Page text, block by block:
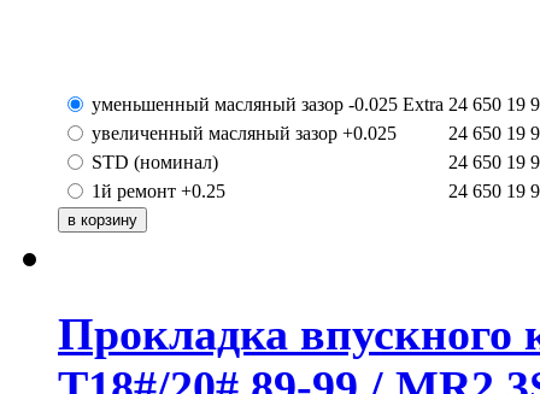
уменьшенный масляный зазор -0.025 Extra 24 650 19
увеличенный масляный зазор +0.025
24 650 19
STD (номинал)
24 650 19
1й ремонт +0.25
24 650 19
Прокладка впускного